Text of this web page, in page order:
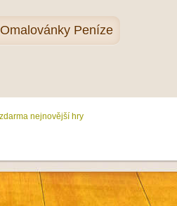
Omalovánky Peníze
nejnovější hry